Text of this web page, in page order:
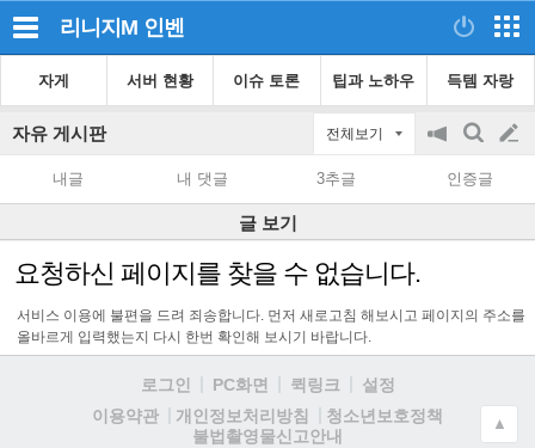
리니지M 인벤
자게 서버 현황 이슈 토론 팁과 노하우 득템 자랑
자유 게시판 전체보기
공
on/off
검
색
글
쓰
기
내글 내 댓글 3추글 인증글
글 보기
요청하신 페이지를 찾을 수 없습니다.
서비스 이용에 불편을 드려 죄송합니다. 먼저 새로고침 해보시고 페이지의 주소를
올바르게 입력했는지 다시 한번 확인해 보시기 바랍니다.
로그인 PC화면 퀵링크
설정
이용약관
개인정보처리방침
청소년보호정책
불법촬영물신고안내
▲